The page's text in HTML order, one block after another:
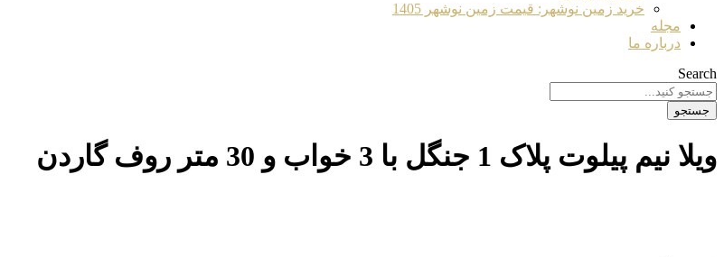
خرید زمین نوشهر: قیمت زمین نوشهر 1405
مجله
درباره ما
Search
جستجو
ویلا نیم پیلوت پلاک 1 جنگل با 3 خواب و 30 متر روف گاردن